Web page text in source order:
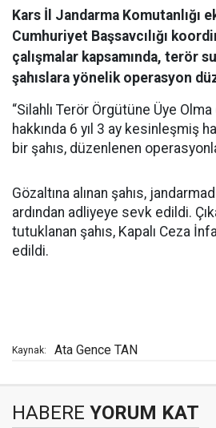
Kars İl Jandarma Komutanlığı
Cumhuriyet Başsavcılığı
çalışmalar kapsamında, terör
şahıslara yönelik operasyon
“Silahlı Terör Örgütüne Üye
hakkında 6 yıl 3 ay kesinleşmiş
bir şahıs, düzenlenen
Gözaltına alınan şahıs,
ardından adliyeye sevk edildi.
tutuklanan şahıs, Kapalı Ceza
edildi.
Kaynak: Ata Gence TAN
HABERE YORUM KAT